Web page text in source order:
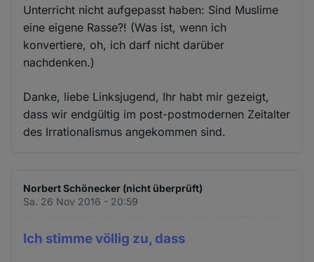
Unterricht nicht aufgepasst haben: Sind Muslime
eine eigene Rasse?! (Was ist, wenn ich
konvertiere, oh, ich darf nicht darüber
nachdenken.)
Danke, liebe Linksjugend, Ihr habt mir gezeigt,
dass wir endgültig im post-postmodernen Zeitalter
des Irrationalismus angekommen sind.
Norbert Schönecker (nicht überprüft)
Sa. 26 Nov 2016 - 20:59
Ich stimme völlig zu, dass